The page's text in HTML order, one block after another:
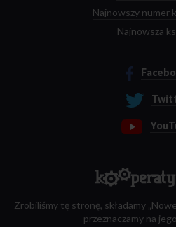
Najnowszy numer
Najnowsza
Zrobiliśmy tę stronę, składamy
przeznaczamy na